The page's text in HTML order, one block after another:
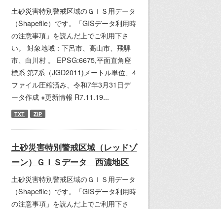
土砂災害特別警戒区域のＧＩＳ用データ
（Shapefile）です。「GISデータ利用時
の注意事項」を読んだ上でご利用下さ
い。 対象地域：下呂市、高山市、飛騨
市、白川村 。 EPSG:6675,平面直角座
標系 第7系（JGD2011)メートル単位、4
ファイル圧縮済み、令和7年3月31日デ
ータ作成 ※更新情報 R7.11.19...
TXT ZIP
土砂災害特別警戒区域（レッドゾ
ーン）ＧＩＳデータ 西濃地区
土砂災害特別警戒区域のＧＩＳ用データ
（Shapefile）です。「GISデータ利用時
の注意事項」を読んだ上でご利用下さ